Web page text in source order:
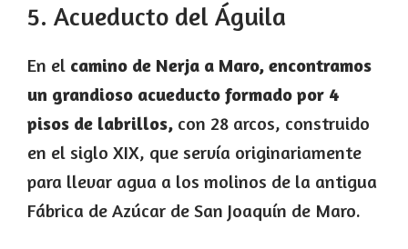
5. Acueducto del Águila
En el camino de Nerja a Maro, encontramos
un grandioso acueducto formado por 4
pisos de labrillos, con 28 arcos, construido
en el siglo XIX, que servía originariamente
para llevar agua a los molinos de la antigua
Fábrica de Azúcar de San Joaquín de Maro.